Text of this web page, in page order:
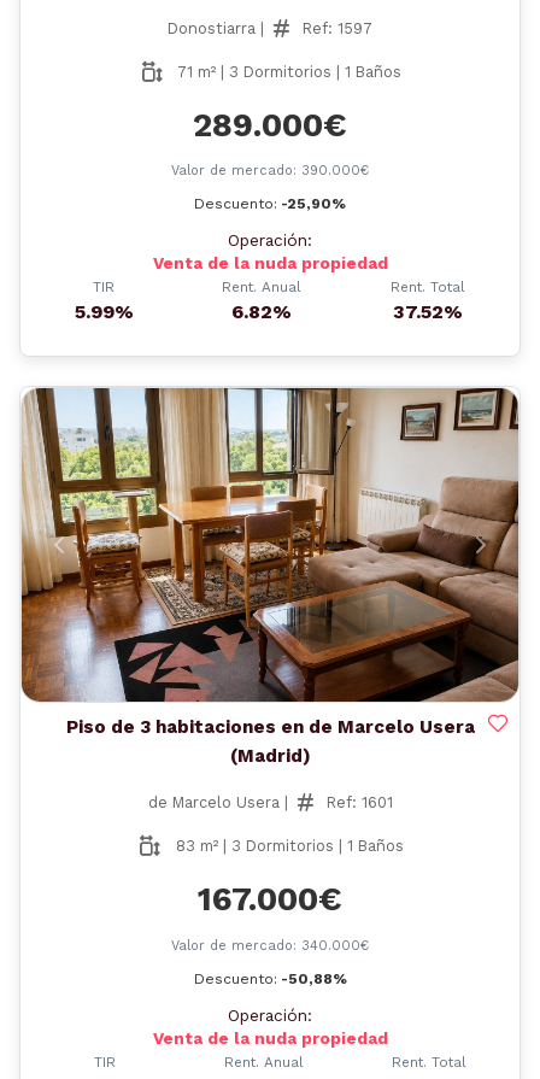
Donostiarra | Ref: 1597
71 m² | 3 Dormitorios | 1 Baños
289.000€
Valor de mercado: 390.000€
Descuento: -25,90%
Operación:
Venta de la nuda propiedad
TIR
5.99%
Rent. Anual
6.82%
Rent. Total
37.52%
Anterior
Piso de 3 habitaciones en de Marcelo Usera
(Madrid)
de Marcelo Usera | Ref: 1601
83 m² | 3 Dormitorios | 1 Baños
167.000€
Valor de mercado: 340.000€
Descuento: -50,88%
Operación:
Venta de la nuda propiedad
TIR Rent. Anual Rent. Total